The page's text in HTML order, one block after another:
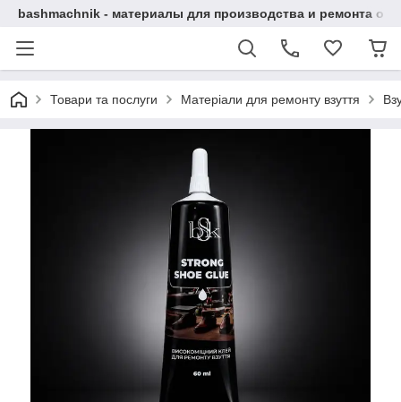
bashmachnik - материалы для производства и ремонта
Товари та послуги Матеріали для ремонту взуття